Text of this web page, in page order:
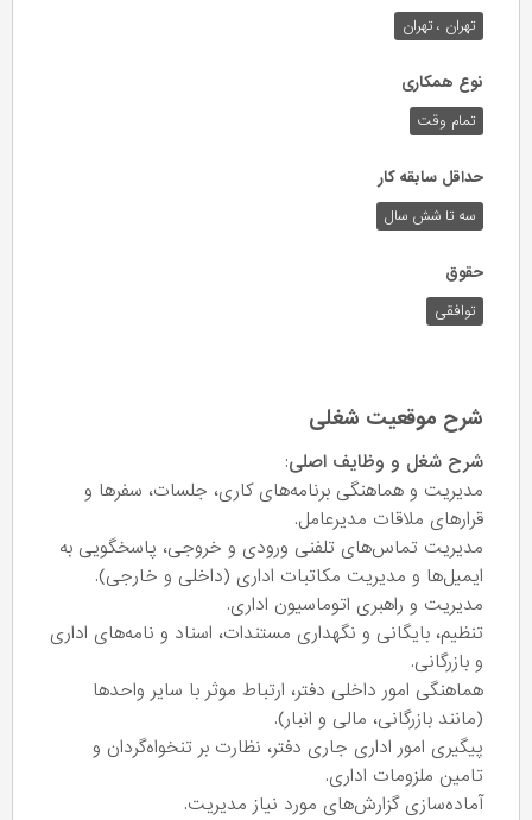
تهران ، تهران
نوع همکاری
تمام وقت
حداقل سابقه کار
سه تا شش سال
حقوق
توافقی
شرح موقعیت شغلی
شرح شغل و وظایف اصلی:
مدیریت و هماهنگی برنامه‌های کاری، جلسات، سفرها و
قرارهای ملاقات مدیرعامل.
مدیریت تماس‌های تلفنی ورودی و خروجی، پاسخگویی به
ایمیل‌ها و مدیریت مکاتبات اداری (داخلی و خارجی).
مدیریت و راهبری اتوماسیون اداری.
تنظیم، بایگانی و نگهداری مستندات، اسناد و نامه‌های اداری
و بازرگانی.
هماهنگی امور داخلی دفتر، ارتباط موثر با سایر واحدها
(مانند بازرگانی، مالی و انبار).
پیگیری امور اداری جاری دفتر، نظارت بر تنخواه‌گردان و
تامین ملزومات اداری.
آماده‌سازی گزارش‌های مورد نیاز مدیریت.